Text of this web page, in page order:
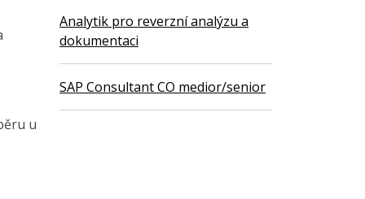
u
Analytik pro reverzní analýzu a
dokumentaci
SAP Consultant CO medior/senior